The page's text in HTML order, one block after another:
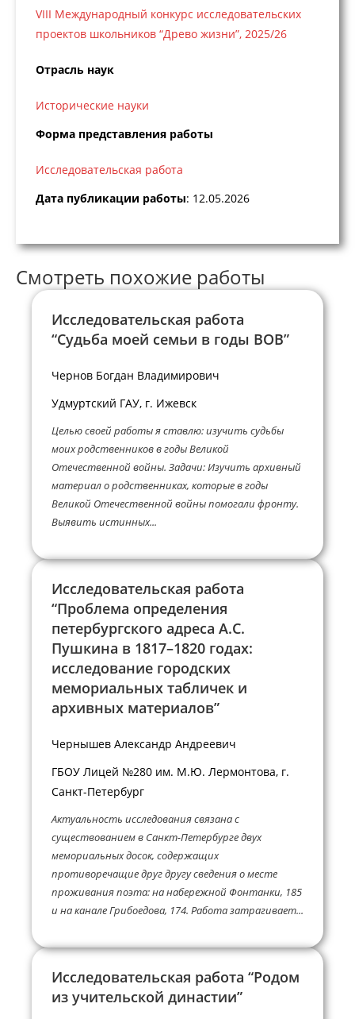
VIII Международный конкурс исследовательских
проектов школьников “Древо жизни”, 2025/26
Отрасль наук
Исторические науки
Форма представления работы
Исследовательская работа
Дата публикации работы: 12.05.2026
Смотреть похожие работы
Исследовательская работа
“Судьба моей семьи в годы ВОВ”
Чернов Богдан Владимирович
Удмуртский ГАУ, г. Ижевск
Целью своей работы я ставлю: изучить судьбы
моих родственников в годы Великой
Отечественной войны. Задачи: Изучить архивный
материал о родственниках, которые в годы
Великой Отечественной войны помогали фронту.
Выявить истинных...
Исследовательская работа
“Проблема определения
петербургского адреса А.С.
Пушкина в 1817–1820 годах:
исследование городских
мемориальных табличек и
архивных материалов”
Чернышев Александр Андреевич
ГБОУ Лицей №280 им. М.Ю. Лермонтова, г.
Санкт-Петербург
Актуальность исследования связана с
существованием в Санкт-Петербурге двух
мемориальных досок, содержащих
противоречащие друг другу сведения о месте
проживания поэта: на набережной Фонтанки, 185
и на канале Грибоедова, 174. Работа затрагивает...
Исследовательская работа “Родом
из учительской династии”